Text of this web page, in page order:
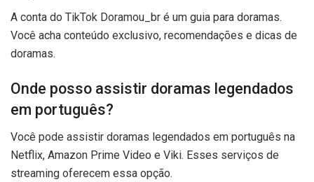
A conta do TikTok Doramou_br é um guia para doramas.
Você acha conteúdo exclusivo, recomendações e dicas de
doramas.
Onde posso assistir doramas legendados
em português?
Você pode assistir doramas legendados em português na
Netflix, Amazon Prime Video e Viki. Esses serviços de
streaming oferecem essa opção.